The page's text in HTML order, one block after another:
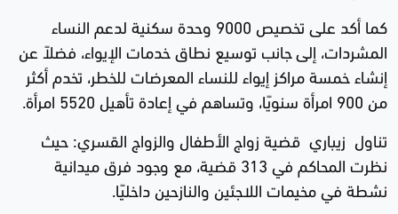
كما أكد على تخصيص 9000 وحدة سكنية لدعم النساء
المشردات، إلى جانب توسيع نطاق خدمات الإيواء، فضلاً عن
إنشاء خمسة مراكز إيواء للنساء المعرضات للخطر، تخدم أكثر
من 900 امرأة سنويًا، وتساهم في إعادة تأهيل 5520 امرأة.
تناول زيباري قضية زواج الأطفال والزواج القسري: حيث
نظرت المحاكم في 313 قضية، مع وجود فرق ميدانية
نشطة في مخيمات اللاجئين والنازحين داخليًا.